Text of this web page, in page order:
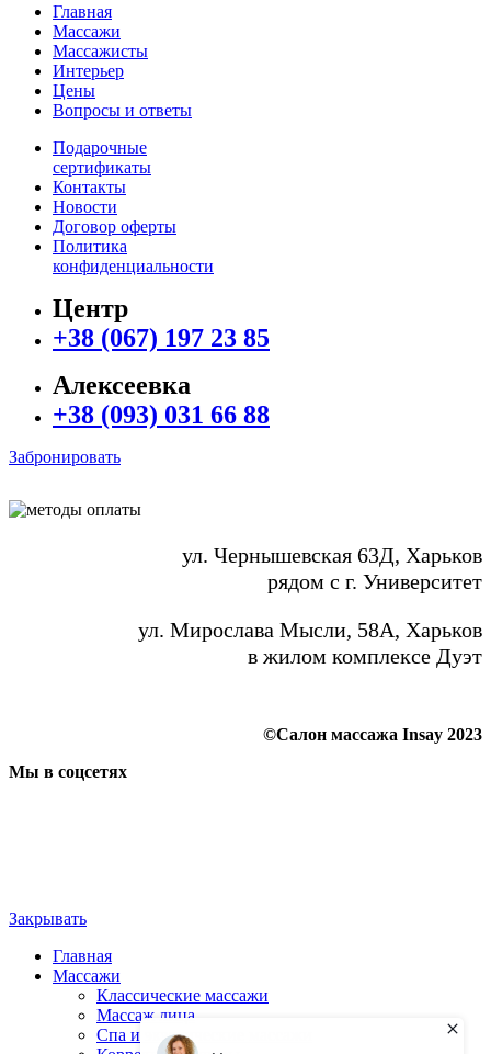
Главная
Массажи
Массажисты
Интерьер
Цены
Вопросы и ответы
Подарочные
сертификаты
Контакты
Новости
Договор оферты
Политика
конфиденциальности
Центр
+38 (067) 197 23 85
Алексеевка
+38 (093) 031 66 88
Забронировать
ул. Чернышевская 63Д, Харьков
рядом с г. Университет
ул. Мирослава Мысли, 58А, Харьков
в жилом комплексе Дуэт
©Салон массажа Insay 2023
Мы в соцсетях
Закрывать
Главная
Массажи
Классические массажи
Массаж лица
Спа и экзотические массажи